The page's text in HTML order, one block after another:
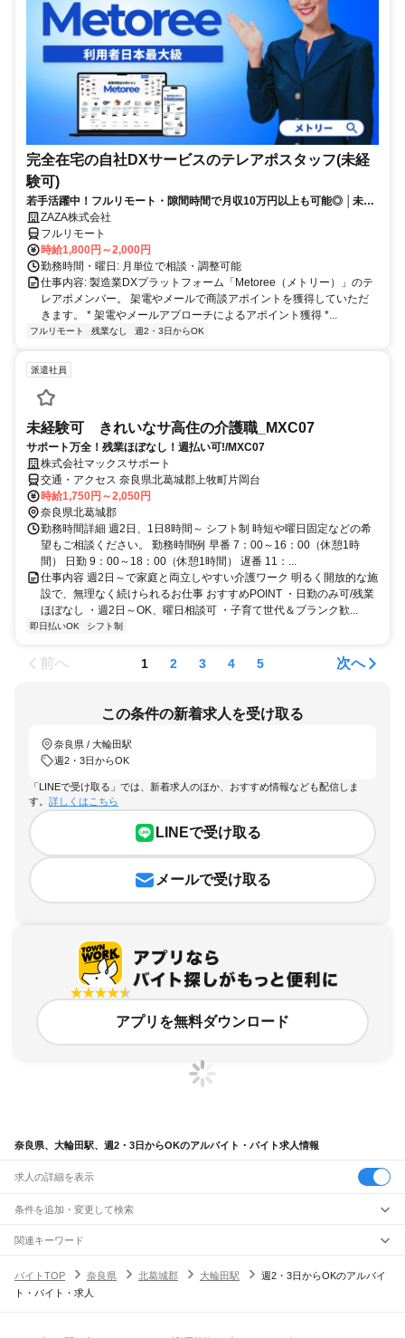
完全在宅の自社DXサービスのテレアポスタッフ(未経
験可)
若手活躍中！フルリモート・隙間時間で月収10万円以上も可能◎ │未経
験からインサイドセールスに挑戦
ZAZA株式会社
フルリモート
時給1,800円～2,000円
勤務時間・曜日: 月単位で相談・調整可能
仕事内容: 製造業DXプラットフォーム「Metoree（メトリー）」のテ
レアポメンバー。 架電やメールで商談アポイントを獲得していただ
きます。 * 架電やメールアプローチによるアポイント獲得 *...
フルリモート 残業なし 週2・3日からOK
派遣社員
未経験可 きれいなサ高住の介護職_MXC07
サポート万全！残業ほぼなし！週払い可!/MXC07
株式会社マックスサポート
交通・アクセス 奈良県北葛城郡上牧町片岡台
時給1,750円～2,050円
奈良県北葛城郡
勤務時間詳細 週2日、1日8時間～ シフト制 時短や曜日固定などの希
望もご相談ください。 勤務時間例 早番 7：00～16：00（休憩1時
間） 日勤 9：00～18：00（休憩1時間） 遅番 11：...
仕事内容 週2日～で家庭と両立しやすい介護ワーク 明るく開放的な施
設で、無理なく続けられるお仕事 おすすめPOINT ・日勤のみ可/残業
ほぼなし ・週2日～OK、曜日相談可 ・子育て世代＆ブランク歓...
即日払いOK シフト制
前へ 1 2 3 4 5 次へ
この条件の新着求人を受け取る
奈良県 / 大輪田駅
週2・3日からOK
「LINEで受け取る」では、新着求人のほか、おすすめ情報なども配信しま
す。 詳しくはこちら
LINEで受け取る
メールで受け取る
アプリを無料ダウンロード
奈良県、大輪田駅、週2・3日からOKのアルバイト・バイト求人情報
求人の詳細を表示
条件を追加・変更して検索
市区町村を追加・変更
奈良県すべて
奈良市 大和高田市
駅を追加・変更
職種を追加・変更
関連キーワード
バイトTOP
奈良県 北葛城郡 大輪田駅
週2・3日からOKのアルバイ
ト・バイト・求人